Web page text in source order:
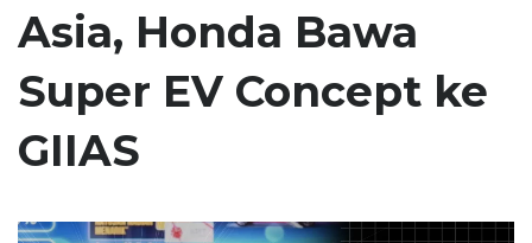
Asia, Honda Bawa
Super EV Concept ke
GIIAS